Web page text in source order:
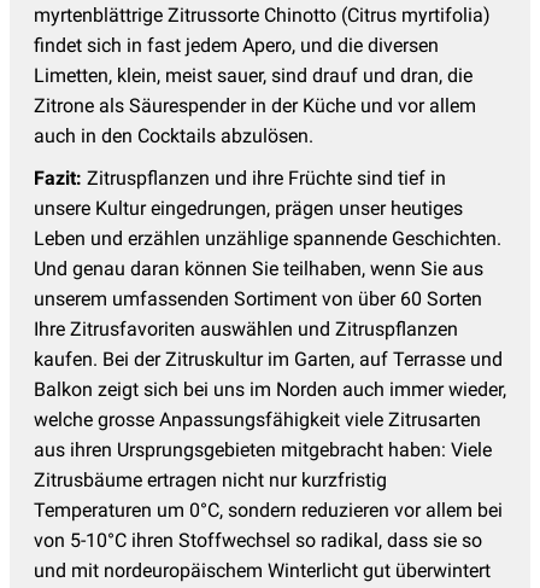
myrtenblättrige Zitrussorte Chinotto (Citrus myrtifolia)
findet sich in fast jedem Apero, und die diversen
Limetten, klein, meist sauer, sind drauf und dran, die
Zitrone als Säurespender in der Küche und vor allem
auch in den Cocktails abzulösen.
Fazit: Zitruspflanzen und ihre Früchte sind tief in
unsere Kultur eingedrungen, prägen unser heutiges
Leben und erzählen unzählige spannende Geschichten.
Und genau daran können Sie teilhaben, wenn Sie aus
unserem umfassenden Sortiment von über 60 Sorten
Ihre Zitrusfavoriten auswählen und Zitruspflanzen
kaufen. Bei der Zitruskultur im Garten, auf Terrasse und
Balkon zeigt sich bei uns im Norden auch immer wieder,
welche grosse Anpassungsfähigkeit viele Zitrusarten
aus ihren Ursprungsgebieten mitgebracht haben: Viele
Zitrusbäume ertragen nicht nur kurzfristig
Temperaturen um 0°C, sondern reduzieren vor allem bei
von 5-10°C ihren Stoffwechsel so radikal, dass sie so
und mit nordeuropäischem Winterlicht gut überwintert